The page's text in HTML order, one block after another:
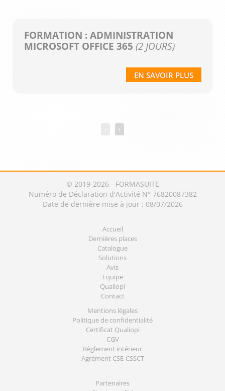
FORMATION : ADMINISTRATION
MICROSOFT OFFICE 365 (2 JOURS)
EN SAVOIR PLUS
›
© 2019-2026 - FORMASUITE
Numéro de Déclaration d'Activité N° 76820087382
Date de dernière mise à jour : 08/07/2026
Accueil
Dernières places
Catalogue
Solutions
Avis
Equipe
Qualiopi
Contact
Mentions légales
Politique de confidentialité
Certificat Qualiopi
CGV
Règlement intérieur
Agrément CSE-CSSCT
Partenaires